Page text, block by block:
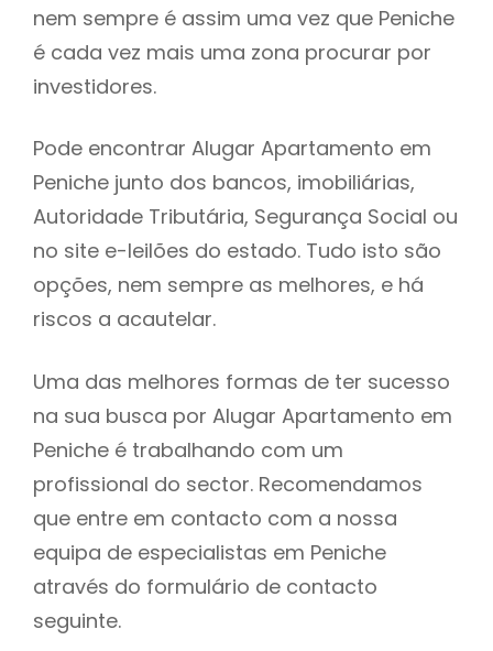
nem sempre é assim uma vez que Peniche
é cada vez mais uma zona procurar por
investidores.
Pode encontrar Alugar Apartamento em
Peniche junto dos bancos, imobiliárias,
Autoridade Tributária, Segurança Social ou
no site e-leilões do estado. Tudo isto são
opções, nem sempre as melhores, e há
riscos a acautelar.
Uma das melhores formas de ter sucesso
na sua busca por Alugar Apartamento em
Peniche é trabalhando com um
profissional do sector. Recomendamos
que entre em contacto com a nossa
equipa de especialistas em Peniche
através do formulário de contacto
seguinte.